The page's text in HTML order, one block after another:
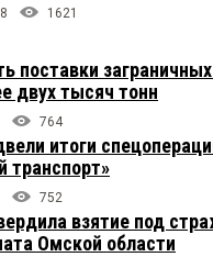
1621
поставки
двух тысяч тонн
764
итоги
транспорт»
752
взятие под
Омской области